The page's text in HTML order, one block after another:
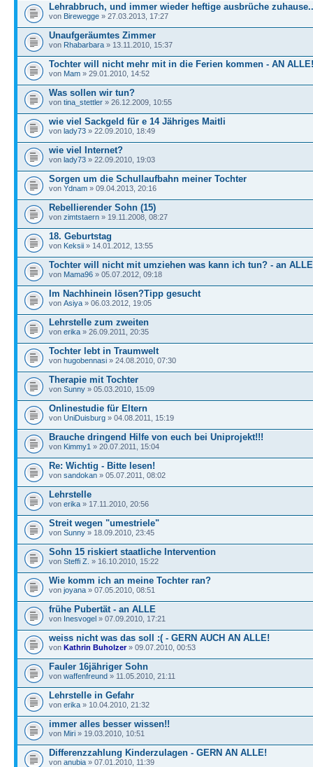
Lehrabbruch, und immer wieder heftige ausbrüche
von Birewegge » 27.03.2013, 17:27
Unaufgeräumtes Zimmer
von Rhabarbara » 13.11.2010, 15:37
Tochter will nicht mehr mit in die Ferien kommen - AN ALLE!
von Mam » 29.01.2010, 14:52
Was sollen wir tun?
von tina_stettler » 26.12.2009, 10:55
wie viel Sackgeld für e 14 Jähriges Maitli
von lady73 » 22.09.2010, 18:49
wie viel Internet?
von lady73 » 22.09.2010, 19:03
Sorgen um die Schullaufbahn meiner Tochter
von Ydnam » 09.04.2013, 20:16
Rebellierender Sohn (15)
von zimtstaern » 19.11.2008, 08:27
18. Geburtstag
von Keksii » 14.01.2012, 13:55
Tochter will nicht mit umziehen was kann ich tun? - an ALLE
von Mama96 » 05.07.2012, 09:18
Im Nachhinein lösen?Tipp gesucht
von Asiya » 06.03.2012, 19:05
Lehrstelle zum zweiten
von erika » 26.09.2011, 20:35
Tochter lebt in Traumwelt
von hugobennasi » 24.08.2010, 07:30
Therapie mit Tochter
von Sunny » 05.03.2010, 15:09
Onlinestudie für Eltern
von UniDuisburg » 04.08.2011, 15:19
Brauche dringend Hilfe von euch bei Uniprojekt!!!
von Kimmy1 » 20.07.2011, 15:04
Re: Wichtig - Bitte lesen!
von sandokan » 05.07.2011, 08:02
Lehrstelle
von erika » 17.11.2010, 20:56
Streit wegen "umestriele"
von Sunny » 18.09.2010, 23:45
Sohn 15 riskiert staatliche Intervention
von Steffi Z. » 16.10.2010, 15:22
Wie komm ich an meine Tochter ran?
von joyana » 07.05.2010, 08:51
frühe Pubertät - an ALLE
von Inesvogel » 07.09.2010, 17:21
weiss nicht was das soll :( - GERN AUCH AN ALLE!
von Kathrin Buholzer» 09.07.2010, 00:53
Fauler 16jähriger Sohn
von waffenfreund » 11.05.2010, 21:11
Lehrstelle in Gefahr
von erika » 10.04.2010, 21:32
immer alles besser wissen!!
von Miri » 19.03.2010, 10:51
Differenzzahlung Kinderzulagen - GERN AN ALLE!
von anubia » 07.01.2010, 11:39